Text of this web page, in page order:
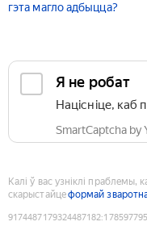
гэта магло адбыцца?
Я не робат
Націсніце, каб
SmartCaptcha by
Калі ў вас узніклі праблемы,
скарыстайцеформай
9174487179324487182: